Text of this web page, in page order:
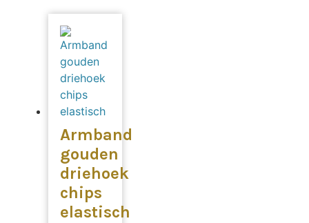
Armband
gouden
driehoek
chips
elastisch